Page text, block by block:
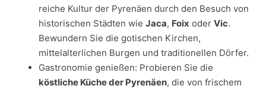
reiche Kultur der Pyrenäen durch den Besuch von
historischen Städten wie Jaca, Foix oder Vic.
Bewundern Sie die gotischen Kirchen,
mittelalterlichen Burgen und traditionellen Dörfer.
Gastronomie genießen: Probieren Sie die
köstliche Küche der Pyrenäen, die von frischem